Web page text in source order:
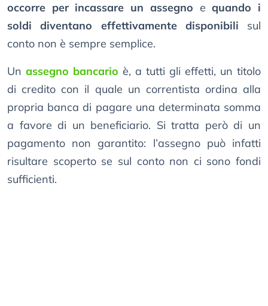
occorre per incassare un assegno equando i
soldi diventano effettivamente disponibili sul
conto non è sempre semplice.
Un assegno bancario è, a tutti gli effetti, un titolo
di credito con il quale un correntista ordina alla
propria banca di pagare una determinata somma
a favore di un beneficiario. Si tratta però di un
pagamento non garantito: l’assegno può infatti
risultare scoperto se sul conto non ci sono fondi
sufficienti.